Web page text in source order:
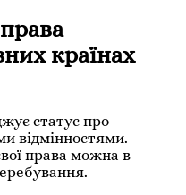
країнах
статус про
відмінностями.
права можна в